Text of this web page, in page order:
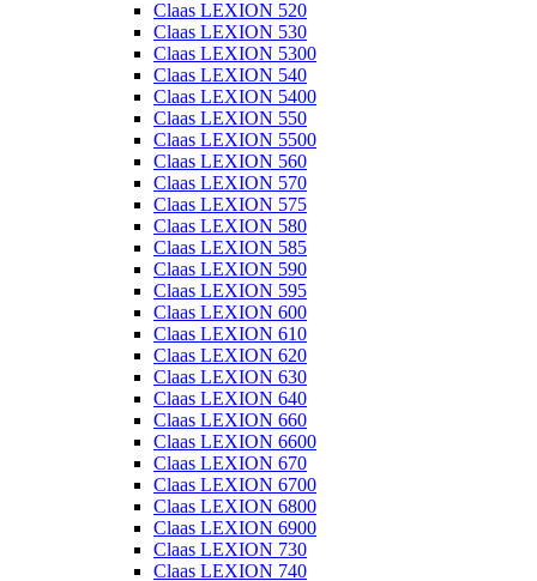
Claas LEXION 520
Claas LEXION 530
Claas LEXION 5300
Claas LEXION 540
Claas LEXION 5400
Claas LEXION 550
Claas LEXION 5500
Claas LEXION 560
Claas LEXION 570
Claas LEXION 575
Claas LEXION 580
Claas LEXION 585
Claas LEXION 590
Claas LEXION 595
Claas LEXION 600
Claas LEXION 610
Claas LEXION 620
Claas LEXION 630
Claas LEXION 640
Claas LEXION 660
Claas LEXION 6600
Claas LEXION 670
Claas LEXION 6700
Claas LEXION 6800
Claas LEXION 6900
Claas LEXION 730
Claas LEXION 740